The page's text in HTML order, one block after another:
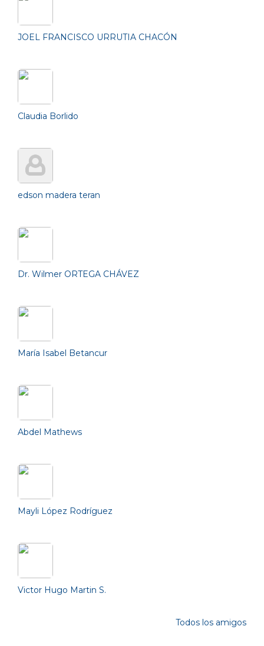
JOEL FRANCISCO URRUTIA CHACÓN
Claudia Borlido
edson madera teran
Dr. Wilmer ORTEGA CHÁVEZ
María Isabel Betancur
Abdel Mathews
Mayli López Rodríguez
Victor Hugo Martin S.
Todos los amigos